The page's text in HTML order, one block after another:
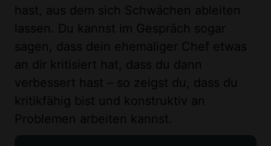
hast, aus dem sich Schwächen ableiten
lassen. Du kannst im Gespräch sogar
sagen, dass dein ehemaliger Chef etwas
an dir kritisiert hat, dass du dann
verbessert hast – so zeigst du, dass du
kritikfähig bist und konstruktiv an
Problemen arbeiten kannst.